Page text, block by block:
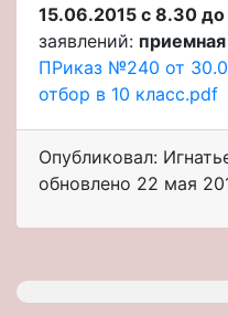
15.06.2015 с 8.30
заявлений:
ПРиказ №240 от
отбор в 10 класс.pdf
Опубликовал:
обновлено 22 мая